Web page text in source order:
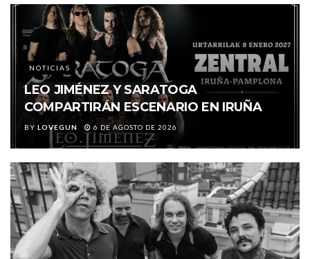
NOTICIAS
LEO JIMÉNEZ Y SARATOGA
COMPARTIRÁN ESCENARIO EN IRUÑA
BY LOVEGUN 6 DE AGOSTO DE 2026